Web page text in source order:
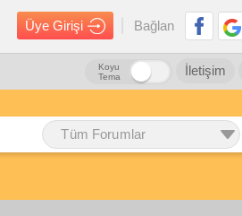
Üye Girişi Bağlan
İletişim
Koyu
Tema
Tüm Forumlar